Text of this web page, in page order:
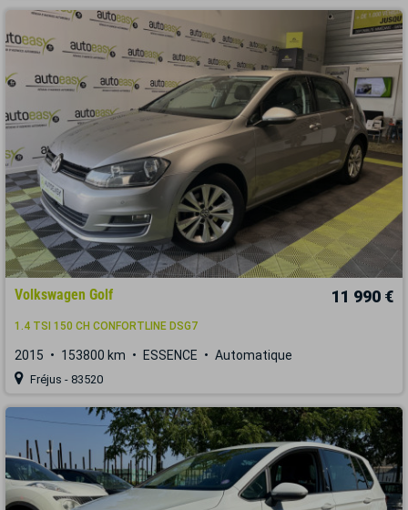
Volkswagen Golf 11 990 €
1.4 TSI 150 CH CONFORTLINE DSG7
2015 153800 km ESSENCE Automatique
Fréjus - 83520